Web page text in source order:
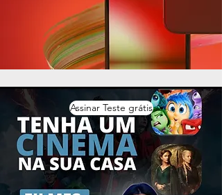
Assinar Teste grátis